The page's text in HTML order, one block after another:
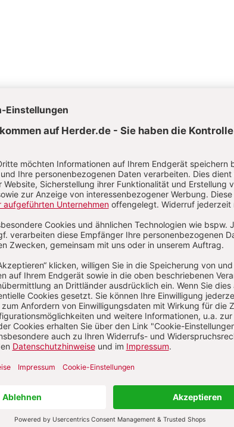
Naturpädagogik im
Kindergarten
Ziel der Naturpädagogik ist es, Umweltschutz und
kindliche Naturbegegnung miteinander zu
verknüpfen. Hierbei ist es wichtig, dass die Kinder
der Natur spielerisch begegnen können und sich
durch praktische Erfahrung und Entdeckung ein
aneignen können.